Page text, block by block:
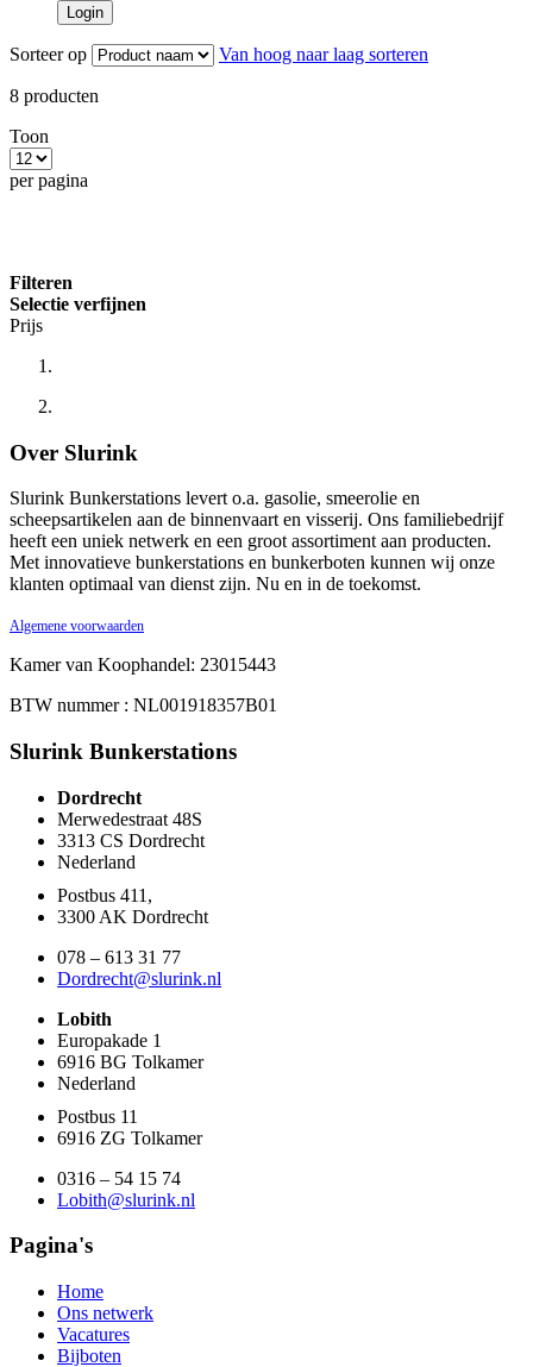
Login
Sorteer op Van hoog naar laag sorteren
8 producten
Toon
per pagina
Filteren
Selectie verfijnen
Prijs
Over Slurink
Slurink Bunkerstations levert o.a. gasolie, smeerolie en
scheepsartikelen aan de binnenvaart en visserij. Ons familiebedrijf
heeft een uniek netwerk en een groot assortiment aan producten.
Met innovatieve bunkerstations en bunkerboten kunnen wij onze
klanten optimaal van dienst zijn. Nu en in de toekomst.
Algemene voorwaarden
Kamer van Koophandel: 23015443
BTW nummer : NL001918357B01
Slurink Bunkerstations
Dordrecht
Merwedestraat 48S
3313 CS Dordrecht
Nederland
Postbus 411,
3300 AK Dordrecht
078 – 613 31 77
Dordrecht@slurink.nl
Lobith
Europakade 1
6916 BG Tolkamer
Nederland
Postbus 11
6916 ZG Tolkamer
0316 – 54 15 74
Lobith@slurink.nl
Pagina's
Home
Ons netwerk
Vacatures
Bijboten